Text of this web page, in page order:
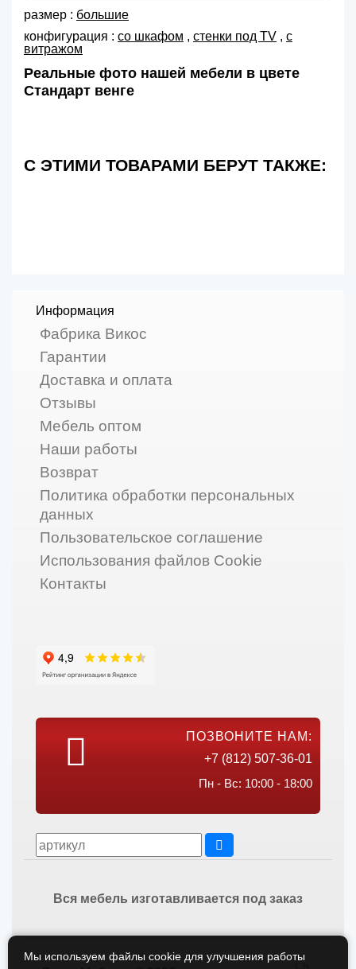
размер : большие
конфигурация : со шкафом , cтенки под TV , с
витражом
Реальные фото нашей мебели в цвете
Стандарт венге
С ЭТИМИ ТОВАРАМИ БЕРУТ ТАКЖЕ:
Информация
Фабрика Викос
Гарантии
Доставка и оплата
Отзывы
Мебель оптом
Наши работы
Возврат
Политика обработки персональных
данных
Пользовательское соглашение
Использования файлов Cookie
Контакты
ПОЗВОНИТЕ НАМ:
+7 (812) 507-36-01
Пн - Вс: 10:00 - 18:00
Вся мебель изготавливается под заказ
Мы используем файлы cookie для улучшения работы